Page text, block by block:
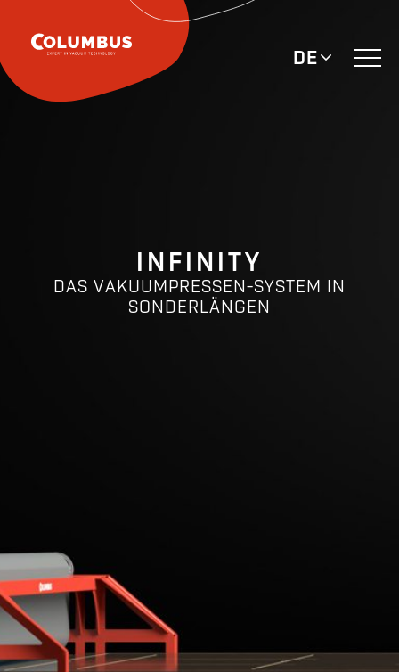
DE
INFINITY
DAS VAKUUMPRESSEN-SYSTEM IN
SONDERLÄNGEN